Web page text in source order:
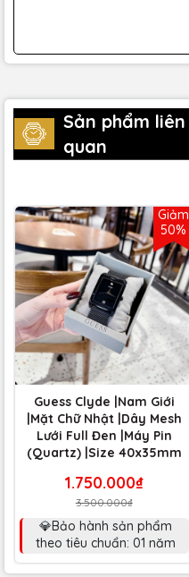
Sản phẩm liên
quan
Giảm
50%
Guess Clyde |Nam Giới
|Mặt Chữ Nhật |Dây Mesh
Lưới Full Đen |Máy Pin
(Quartz) |Size 40x35mm
1.750.000₫
3.500.000₫
💎Bảo hành sản phẩm
theo tiêu chuẩn: 01 năm